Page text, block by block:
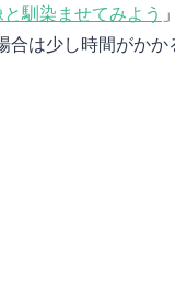
馴染ませてみよう
は少し時間がか